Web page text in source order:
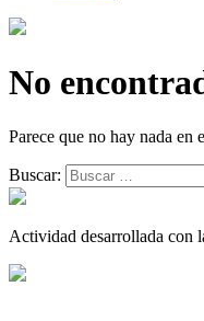
No
Parece que no hay nada en
Buscar:
Actividad desarrollada con